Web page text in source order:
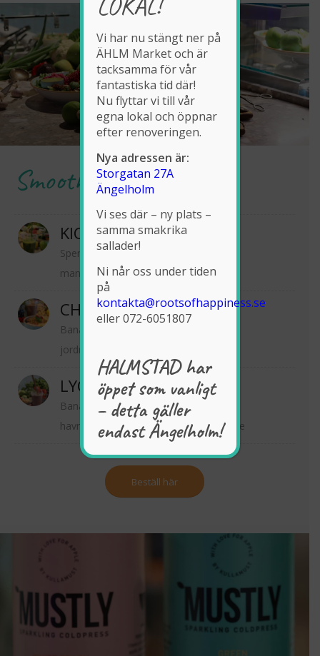
Smoothies…
KICK-ASS GREEN
Spenat, grönkål, avokado, grönt äpple,
mango, ingefära, lime, vatten
CHOCO TREAT
Banan, kokosmjölk, havremjölk,
jordnötssmör, kakao, chiafrön
LYCKORUS
Banan, jordgubbar, kokosmjölk,
havremjölk, cashewnötter, basilika, lime
Beställ här
Vi har nu stängt ner på
ÄHLM Market och är
tacksamma för vår
fantastiska tid där!
Nu flyttar vi till vår
egna lokal och öppnar
efter renoveringen.
Nya adressen är:
Storgatan 27A
Ängelholm
Vi ses där – ny plats –
samma smakrika
sallader!
Ni når oss under tiden
på
kontakta@rootsofhappiness.se
eller 072-6051807
HALMSTAD har
öppet som vanligt
– detta gäller
endast Ängelholm!